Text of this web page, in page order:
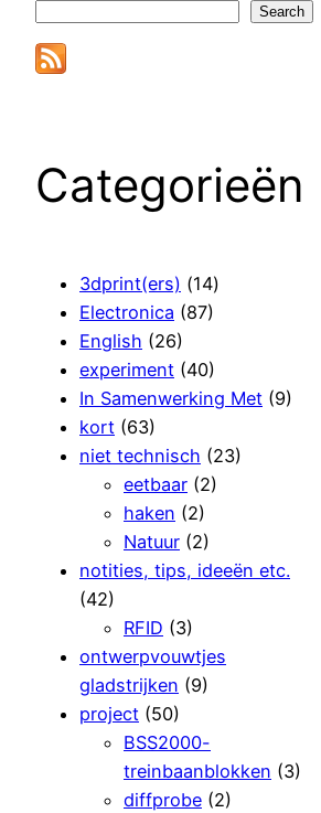
Search
Categorieën
3dprint(ers) (14)
Electronica (87)
English (26)
experiment (40)
In Samenwerking Met (9)
kort (63)
niet technisch (23)
eetbaar (2)
haken (2)
Natuur (2)
notities, tips, ideeën etc.
(42)
RFID (3)
ontwerpvouwtjes
gladstrijken (9)
project (50)
BSS2000-
treinbaanblokken (3)
diffprobe (2)